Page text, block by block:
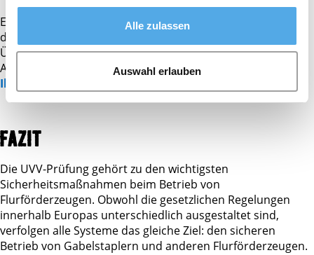
Alle zulassen
Auswahl erlauben
Eine lückenlose Dokumentation erleichtert die Bewertung
des Fahrzeugs erheblich und reduziert das Risiko späterer
Überraschungen. Mehr Informationen hierzu in diesem
Artikel: 🔗
Gebrauchtstapler Kauf: Checkliste & Tipps für
Ihren sicheren Kauf
Die UVV-Prüfung gehört zu den wichtigsten
Sicherheitsmaßnahmen beim Betrieb von
Flurförderzeugen. Obwohl die gesetzlichen Regelungen
innerhalb Europas unterschiedlich ausgestaltet sind,
verfolgen alle Systeme das gleiche Ziel: den sicheren
Betrieb von Gabelstaplern und anderen Flurförderzeugen.